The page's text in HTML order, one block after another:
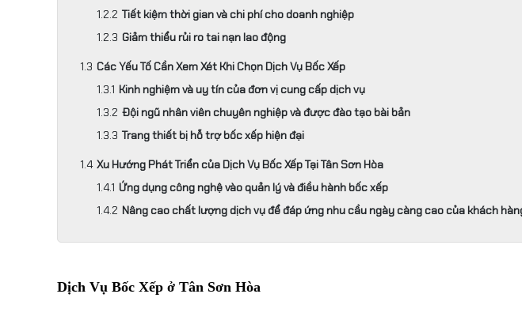
Tiết kiệm thời gian và chi phí cho doanh nghiệp
Giảm thiểu rủi ro tai nạn lao động
Các Yếu Tố Cần Xem Xét Khi Chọn Dịch Vụ Bốc Xếp
Kinh nghiệm và uy tín của đơn vị cung cấp dịch vụ
Đội ngũ nhân viên chuyên nghiệp và được đào tạo bài bản
Trang thiết bị hỗ trợ bốc xếp hiện đại
Xu Hướng Phát Triển của Dịch Vụ Bốc Xếp Tại Tân Sơn Hòa
Ứng dụng công nghệ vào quản lý và điều hành bốc xếp
Nâng cao chất lượng dịch vụ để đáp ứng nhu cầu ngày càng cao của khách
Dịch Vụ Bốc Xếp ở Tân Sơn Hòa